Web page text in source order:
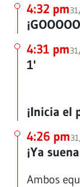
4:32 pm
4:31 pm
1'
¡Inicia el
4:26 pm
¡Ya
Ambos